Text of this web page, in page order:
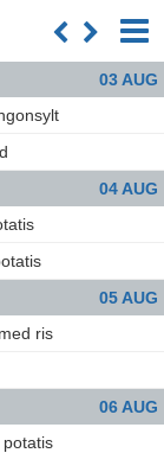
03 AUG
04 AUG
05 AUG
ris
06 AUG